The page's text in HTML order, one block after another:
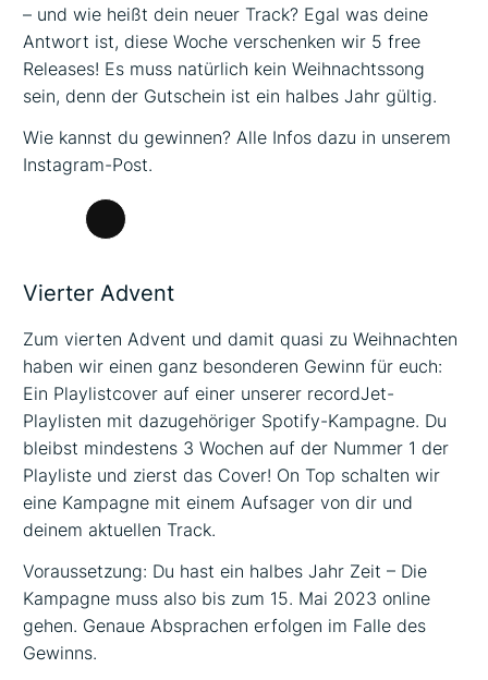
– und wie heißt dein neuer Track? Egal was deine
Antwort ist, diese Woche verschenken wir 5 free
Releases! Es muss natürlich kein Weihnachtssong
sein, denn der Gutschein ist ein halbes Jahr gültig.
Wie kannst du gewinnen? Alle Infos dazu in unserem
Instagram-Post.
Lange
Vierter Advent
Zum vierten Advent und damit quasi zu Weihnachten
haben wir einen ganz besonderen Gewinn für euch:
Ein Playlistcover auf einer unserer recordJet-
Playlisten mit dazugehöriger Spotify-Kampagne. Du
bleibst mindestens 3 Wochen auf der Nummer 1 der
Playliste und zierst das Cover! On Top schalten wir
eine Kampagne mit einem Aufsager von dir und
deinem aktuellen Track.
Voraussetzung: Du hast ein halbes Jahr Zeit – Die
Kampagne muss also bis zum 15. Mai 2023 online
gehen. Genaue Absprachen erfolgen im Falle des
Gewinns.